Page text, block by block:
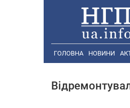
ГОЛОВНА НОВИНИ